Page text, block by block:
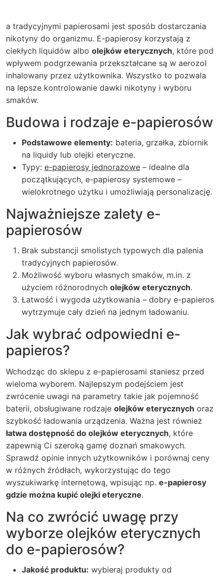
a tradycyjnymi papierosami jest sposób dostarczania
nikotyny do organizmu. E-papierosy korzystają z
ciekłych liquidów albo olejków eterycznych, które pod
wpływem podgrzewania przekształcane są w aerozol
inhalowany przez użytkownika. Wszystko to pozwala
na lepsze kontrolowanie dawki nikotyny i wyboru
smaków.
Budowa i rodzaje e-papierosów
Podstawowe elementy: bateria, grzałka, zbiornik
na liquidy lub olejki eteryczne.
Typy: e-papierosy jednorazowe – idealne dla
początkujących, e-papierosy systemowe –
wielokrotnego użytku i umożliwiają personalizację.
Najważniejsze zalety e-
papierosów
Brak substancji smolistych typowych dla palenia
tradycyjnych papierosów.
Możliwość wyboru własnych smaków, m.in. z
użyciem różnorodnych olejków eterycznych.
Łatwość i wygoda użytkowania – dobry e-papieros
wytrzymuje cały dzień na jednym ładowaniu.
Jak wybrać odpowiedni e-
papieros?
Wchodząc do sklepu z e-papierosami staniesz przed
wieloma wyborem. Najlepszym podejściem jest
zwrócenie uwagi na parametry takie jak pojemność
baterii, obsługiwane rodzaje olejków eterycznych oraz
szybkość ładowania urządzenia. Ważna jest również
łatwa dostępność do olejków eterycznych, które
zapewnią Ci szeroką gamę doznań smakowych.
Sprawdź opinie innych użytkowników i porównaj ceny
w różnych źródłach, wykorzystując do tego
wyszukiwarkę internetową, wpisując np. e-papierosy
gdzie można kupić olejki eteryczne.
Na co zwrócić uwagę przy
wyborze olejków eterycznych
do e-papierosów?
Jakość produktu: wybieraj produkty od